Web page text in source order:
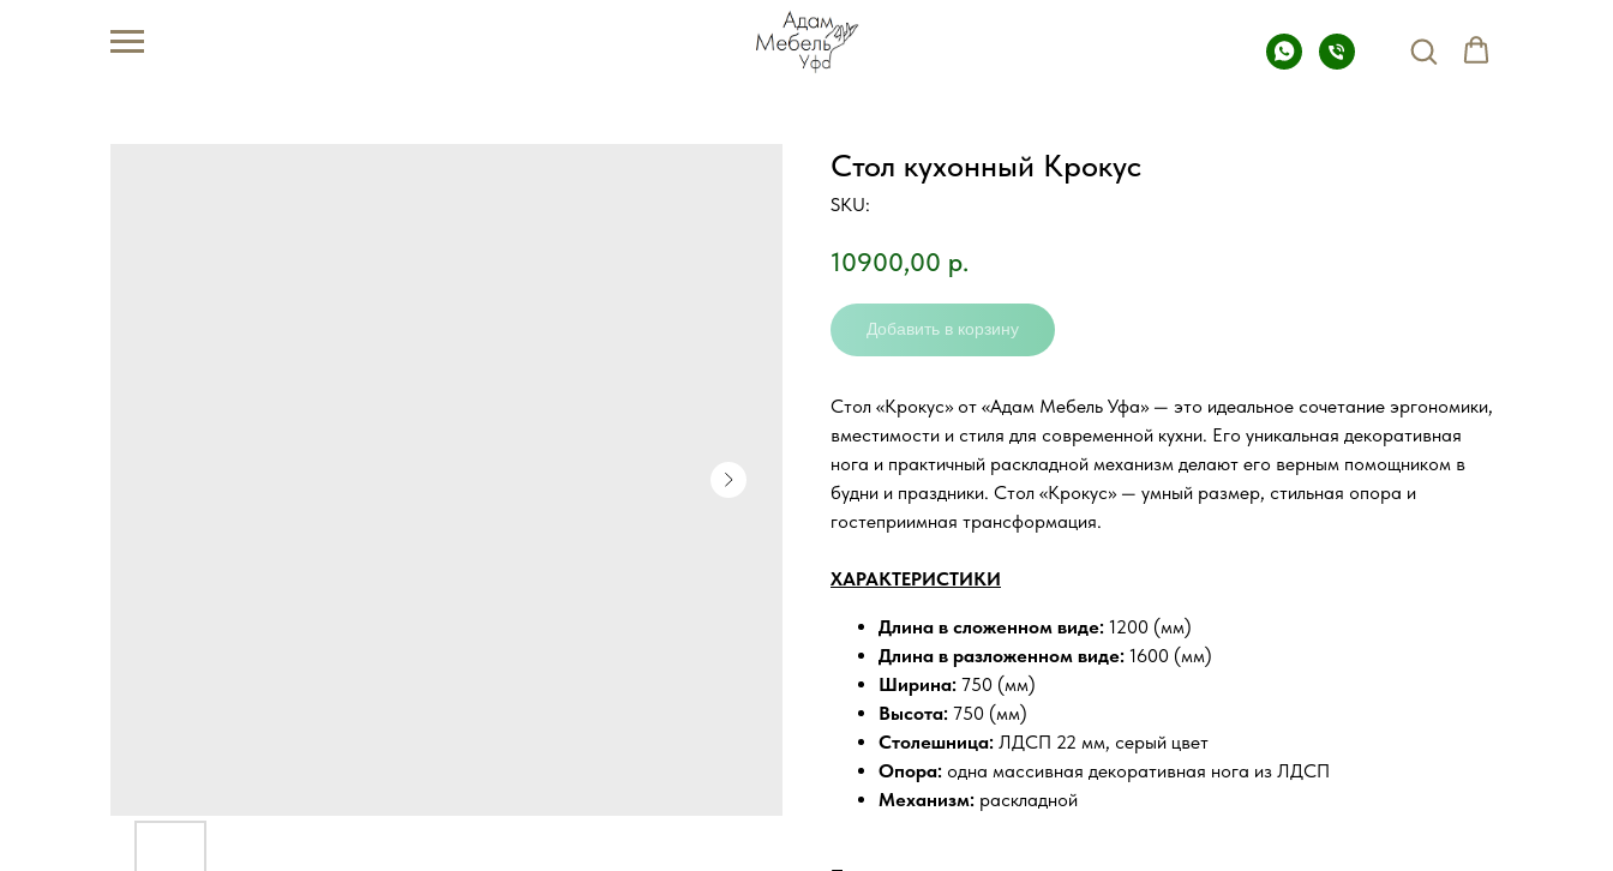
Стол кухонный Крокус
SKU:
10900,00 р.
Добавить в корзину
Стол «Крокус» от «Адам Мебель Уфа» — это идеальное сочетание эргономики,
вместимости и стиля для современной кухни. Его уникальная декоративная
нога и практичный раскладной механизм делают его верным помощником в
будни и праздники. Стол «Крокус» — умный размер, стильная опора и
гостеприимная трансформация.
ХАРАКТЕРИСТИКИ
Длина в сложенном виде: 1200 (мм)
Длина в разложенном виде: 1600 (мм)
Ширина: 750 (мм)
Высота: 750 (мм)
Столешница: ЛДСП 22 мм, серый цвет
Опора: одна массивная декоративная нога из ЛДСП
Механизм: раскладной